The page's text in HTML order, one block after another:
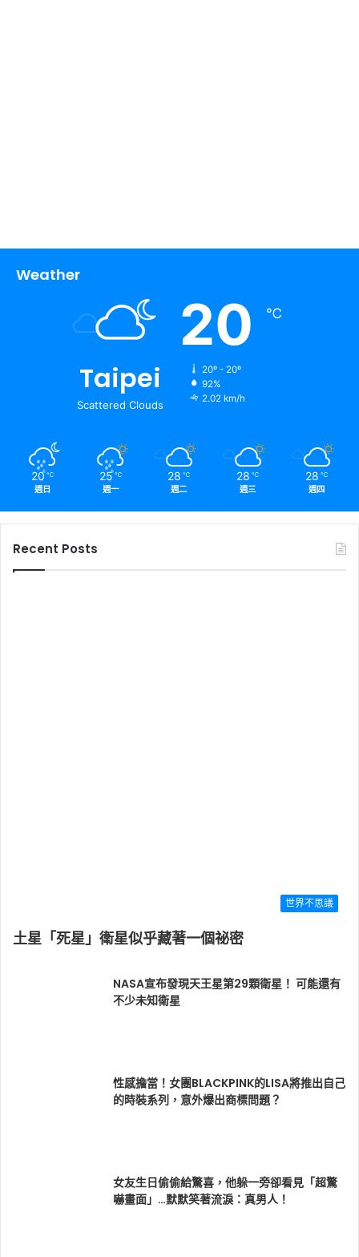
Weather
Taipei
Scattered Clouds
20 ℃
20º - 20º
92%
2.02 km/h
20 ℃
週日
25 ℃
週一
28 ℃
週二
28 ℃
週三
28 ℃
週四
Recent Posts
世界不思議
土星「死星」衛星似乎藏著一個祕密
NASA宣布發現天王星第29顆衛星！ 可能還有
不少未知衛星
性感擔當！女團BLACKPINK的LISA將推出自己
的時裝系列，意外爆出商標問題？
女友生日偷偷給驚喜，他躲一旁卻看見「超驚
嚇畫面」…默默笑著流淚：真男人！